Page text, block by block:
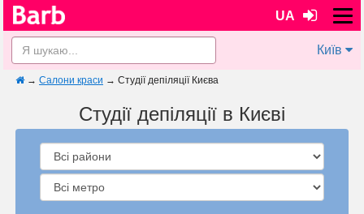
UA
Київ
→ Салони краси → Студії депіляції Києва
Студії депіляції в Києві